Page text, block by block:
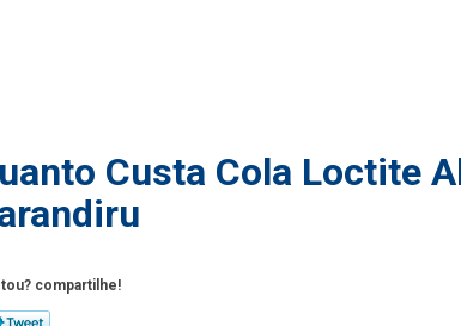
Custa Cola Loctite
compartilhe!